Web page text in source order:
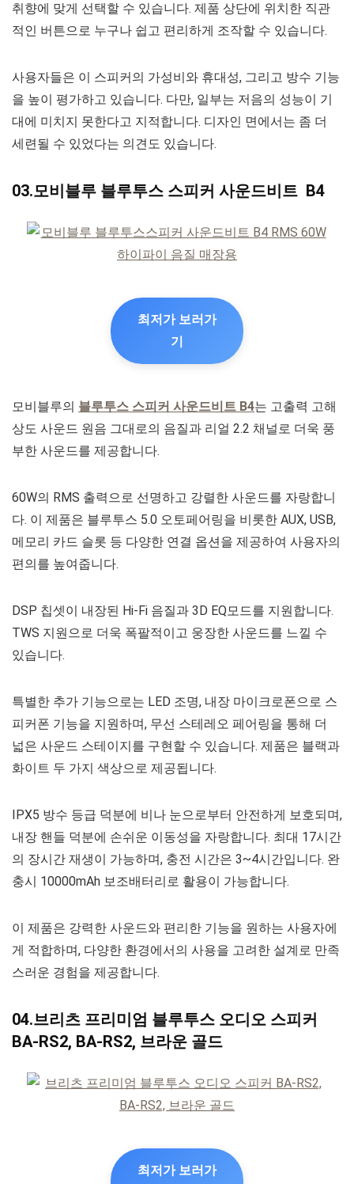
취향에 맞게 선택할 수 있습니다. 제품 상단에 위치한 직관
적인 버튼으로 누구나 쉽고 편리하게 조작할 수 있습니다.
사용자들은 이 스피커의 가성비와 휴대성, 그리고 방수 기능
을 높이 평가하고 있습니다. 다만, 일부는 저음의 성능이 기
대에 미치지 못한다고 지적합니다. 디자인 면에서는 좀 더
세련될 수 있었다는 의견도 있습니다.
03.모비블루 블루투스 스피커 사운드비트 B4
최저가 보러가
기
모비블루의 블루투스 스피커 사운드비트 B4는 고출력 고해
상도 사운드 원음 그대로의 음질과 리얼 2.2 채널로 더욱 풍
부한 사운드를 제공합니다.
60W의 RMS 출력으로 선명하고 강렬한 사운드를 자랑합니
다. 이 제품은 블루투스 5.0 오토페어링을 비롯한 AUX, USB,
메모리 카드 슬롯 등 다양한 연결 옵션을 제공하여 사용자의
편의를 높여줍니다.
DSP 칩셋이 내장된 Hi-Fi 음질과 3D EQ모드를 지원합니다.
TWS 지원으로 더욱 폭팔적이고 웅장한 사운드를 느낄 수
있습니다.
특별한 추가 기능으로는 LED 조명, 내장 마이크로폰으로 스
피커폰 기능을 지원하며, 무선 스테레오 페어링을 통해 더
넓은 사운드 스테이지를 구현할 수 있습니다. 제품은 블랙과
화이트 두 가지 색상으로 제공됩니다.
IPX5 방수 등급 덕분에 비나 눈으로부터 안전하게 보호되며,
내장 핸들 덕분에 손쉬운 이동성을 자랑합니다. 최대 17시간
의 장시간 재생이 가능하며, 충전 시간은 3~4시간입니다. 완
충시 10000mAh 보조배터리로 활용이 가능합니다.
이 제품은 강력한 사운드와 편리한 기능을 원하는 사용자에
게 적합하며, 다양한 환경에서의 사용을 고려한 설계로 만족
스러운 경험을 제공합니다.
04.브리츠 프리미엄 블루투스 오디오 스피커
BA-RS2, BA-RS2, 브라운 골드
최저가 보러가